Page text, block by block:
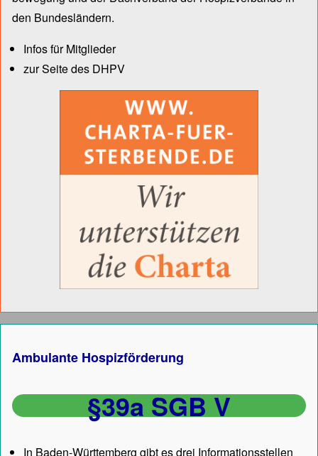
den Bun­des­län­dern.
Infos für Mitglieder
zur Seite des DHPV
Ambulante Hospizförderung
§39a SGB V
In Baden-Württemberg gibt es drei Informationsstellen